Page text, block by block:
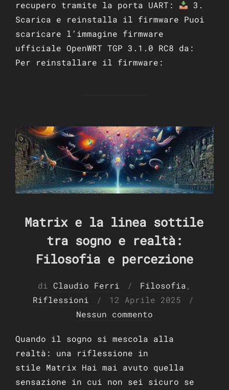
recupero tramite la porta UART:​
3.
Scarica e reinstalla il firmware Puoi
scaricare l’immagine firmware
ufficiale OpenWRT TGP 3.1.0 RC8 da:​
Per reinstallare il firmware:​
Matrix e la linea sottile
tra sogno e realtà:
Filosofia e percezione
di Claudio Ferri Filosofia,
Riflessioni
Pubblicato
il
12 Aprile 2025
Nessun commento
Quando il sogno si mescola alla
realtà: una riflessione in
stile Matrix Hai mai avuto quella
sensazione in cui non sei sicuro se